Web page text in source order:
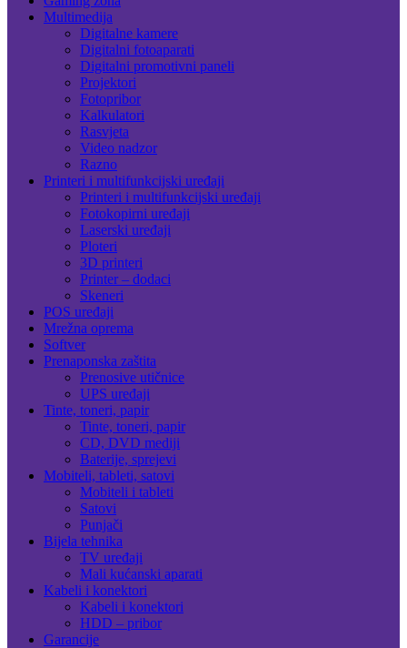
Multimedija
Digitalne kamere
Digitalni fotoaparati
Digitalni promotivni paneli
Projektori
Fotopribor
Kalkulatori
Rasvjeta
Video nadzor
Razno
Printeri i multifunkcijski uređaji
Printeri i multifunkcijski uređaji
Fotokopirni uređaji
Laserski uređaji
Ploteri
3D printeri
Printer – dodaci
Skeneri
POS uređaji
Mrežna oprema
Softver
Prenaponska zaštita
Prenosive utičnice
UPS uređaji
Tinte, toneri, papir
Tinte, toneri, papir
CD, DVD mediji
Baterije, sprejevi
Mobiteli, tableti, satovi
Mobiteli i tableti
Satovi
Punjači
Bijela tehnika
TV uređaji
Mali kućanski aparati
Kabeli i konektori
Kabeli i konektori
HDD – pribor
Garancije